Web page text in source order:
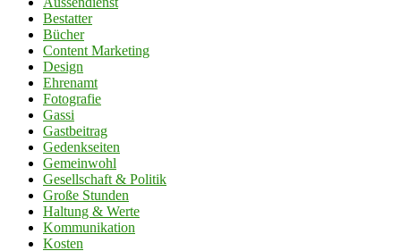
Bestatter
Bücher
Content Marketing
Design
Ehrenamt
Fotografie
Gassi
Gastbeitrag
Gedenkseiten
Gemeinwohl
Gesellschaft & Politik
Große Stunden
Haltung & Werte
Kommunikation
Kosten